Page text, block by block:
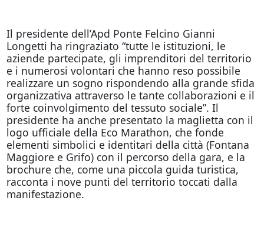
Il presidente dell’Apd Ponte Felcino Gianni
Longetti ha ringraziato “tutte le istituzioni, le
aziende partecipate, gli imprenditori del territorio
e i numerosi volontari che hanno reso possibile
realizzare un sogno rispondendo alla grande sfida
organizzativa attraverso le tante collaborazioni e il
forte coinvolgimento del tessuto sociale”. Il
presidente ha anche presentato la maglietta con il
logo ufficiale della Eco Marathon, che fonde
elementi simbolici e identitari della città (Fontana
Maggiore e Grifo) con il percorso della gara, e la
brochure che, come una piccola guida turistica,
racconta i nove punti del territorio toccati dalla
manifestazione.